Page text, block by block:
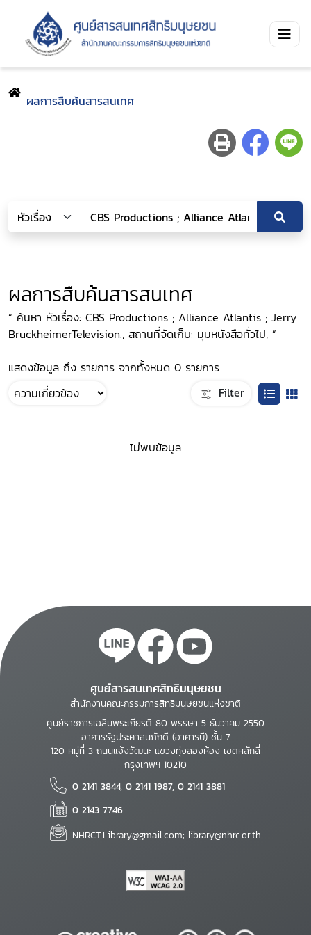
ผลการสืบค้นสารสนเทศ
ผลการสืบค้นสารสนเทศ
“ ค้นหา หัวเรื่อง: CBS Productions ; Alliance Atlantis ; Jerry
BruckheimerTelevision., สถานที่จัดเก็บ: มุมหนังสือทั่วไป, ”
แสดงข้อมูล ถึง รายการ จากทั้งหมด 0 รายการ
Filter
ไม่พบข้อมูล
ศูนย์สารสนเทศสิทธิมนุษยชน
สำนักงานคณะกรรมการสิทธิมนุษยชนแห่งชาติ
ศูนย์ราชการเฉลิมพระเกียรติ 80 พรรษา 5 ธันวาคม 2550
อาคารรัฐประศาสนภักดี (อาคารบี) ชั้น 7
120 หมู่ที่ 3 ถนนแจ้งวัฒนะ แขวงทุ่งสองห้อง เขตหลักสี่
กรุงเทพฯ 10210
0 2141 3844, 0 2141 1987, 0 2141 3881
0 2143 7746
NHRCT.Library@gmail.com; library@nhrc.or.th